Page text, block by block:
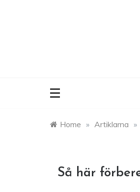
Home » Artiklarna »
Så här